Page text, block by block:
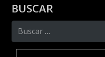
BUSCAR
Buscar: